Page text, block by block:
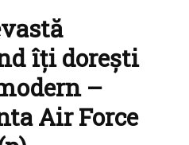
îți dorești
–
Air Force